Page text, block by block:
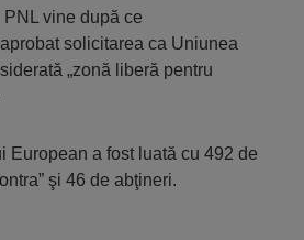
vine după ce
solicitarea ca Uniunea
„zonă liberă pentru
European a fost luată cu 492 de
şi 46 de abţineri.